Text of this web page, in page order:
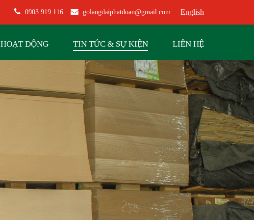
English
golangdaiphatdoan@gmail.com
0903 919 116
HOẠT ĐỘNG TIN TỨC & SỰ KIỆN LIÊN HỆ